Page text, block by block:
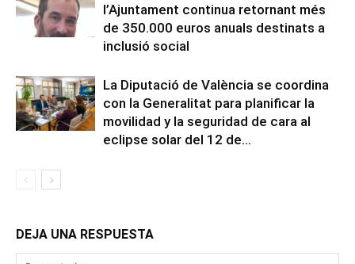
l’Ajuntament continua retornant més
de 350.000 euros anuals destinats a
inclusió social
La Diputació de València se coordina
con la Generalitat para planificar la
movilidad y la seguridad de cara al
eclipse solar del 12 de...
DEJA UNA RESPUESTA